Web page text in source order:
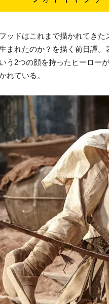
ッドはこれまで描かれてき
まれたのか？を描く前日譚
う2つの顔を持ったヒーロー
れている。